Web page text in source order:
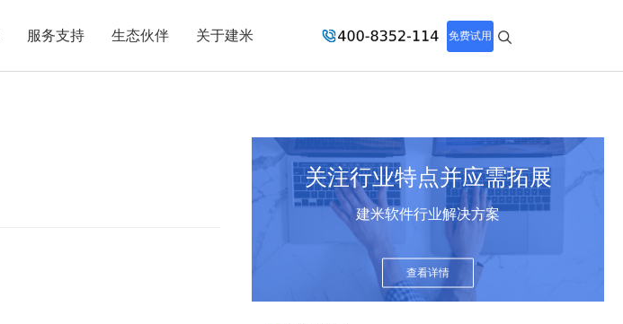
服务支持 生态伙伴 关于建米 免费试用
关注行业特点并应需拓展
建米软件行业解决方案
查看详情